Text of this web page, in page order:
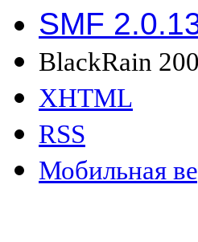
SMF
BlackRain
XHTML
RSS
Мобильная